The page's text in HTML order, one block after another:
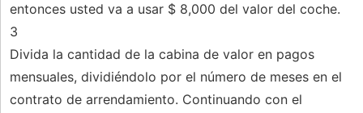
entonces usted va a usar $ 8,000 del valor del coche.
3
Divida la cantidad de la cabina de valor en pagos
mensuales, dividiéndolo por el número de meses en el
contrato de arrendamiento. Continuando con el